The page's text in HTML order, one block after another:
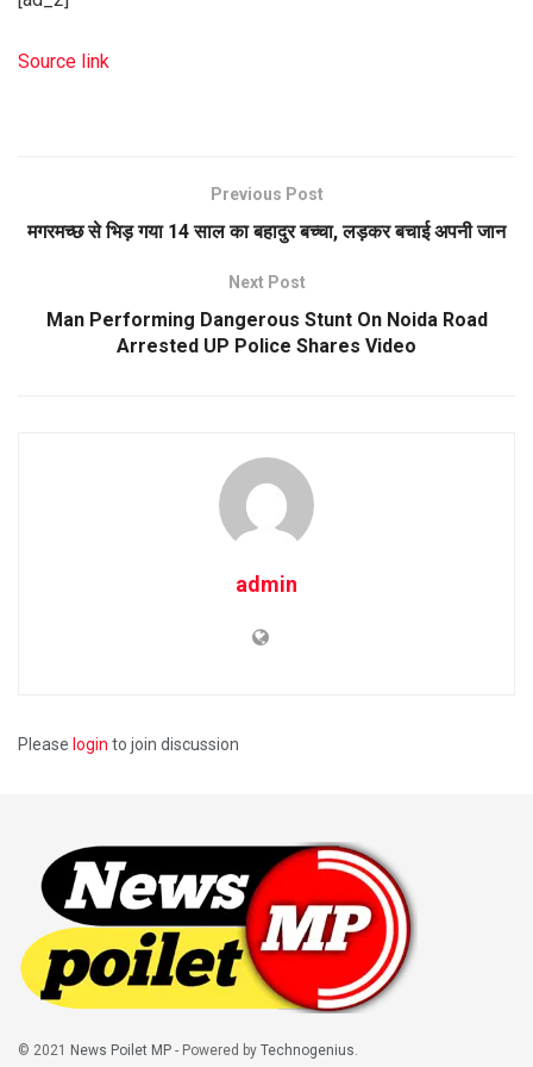
Source link
Previous Post
मगरमच्छ से भिड़ गया 14 साल का बहादुर बच्चा, लड़कर बचाई अपनी जान
Next Post
Man Performing Dangerous Stunt On Noida Road
Arrested UP Police Shares Video
admin
Please login to join discussion
© 2021 News Poilet MP - Powered by Technogenius